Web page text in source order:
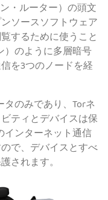
・ルーター）の頭文
ソースソフトウェア
するために使うこと
）のように多層暗号
を3つのノードを経
のみであり、Torネ
ティとデバイスは保
インターネット通信
で、デバイスとすべ
されます。